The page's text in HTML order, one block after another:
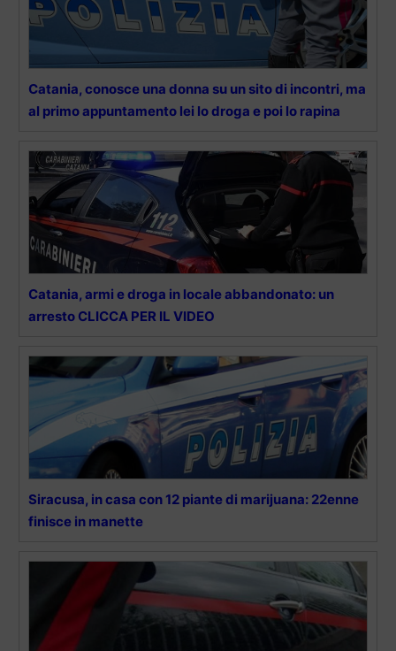
Catania, conosce una donna su un sito di incontri, ma
al primo appuntamento lei lo droga e poi lo rapina
Catania, armi e droga in locale abbandonato: un
arresto CLICCA PER IL VIDEO
Siracusa, in casa con 12 piante di marijuana: 22enne
finisce in manette